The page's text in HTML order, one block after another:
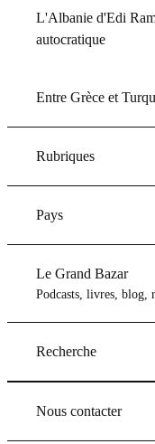
L'Albanie d'Edi
autocratique
Entre Grèce et
Rubriques
Pays
Le Grand Bazar
Podcasts, livres, blog,
Recherche
Nous contacter